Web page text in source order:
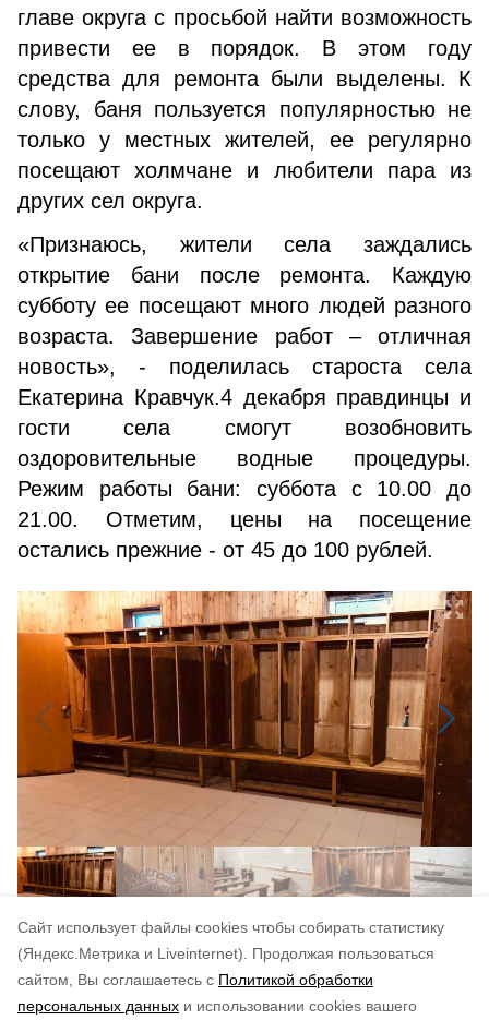
Cайт использует файлы cookies чтобы собирать статистику
(Яндекс.Метрика и Liveinternet).
Продолжая пользоваться
сайтом, Вы соглашаетесь с Политикой обработки
персональных данных и использовании cookies вашего
главе округа с просьбой найти возможность
привести ее в порядок. В этом году
средства для ремонта были выделены. К
слову, баня пользуется популярностью не
только у местных жителей, ее регулярно
посещают холмчане и любители пара из
других сел округа.
«Признаюсь, жители села заждались
открытие бани после ремонта. Каждую
субботу ее посещают много людей разного
возраста. Завершение работ – отличная
новость», - поделилась староста села
Екатерина Кравчук.4 декабря правдинцы и
гости села смогут возобновить
оздоровительные водные процедуры.
Режим работы бани: суббота с 10.00 до
21.00. Отметим, цены на посещение
остались прежние - от 45 до 100 рублей.
Авторы: Андрей Глушков